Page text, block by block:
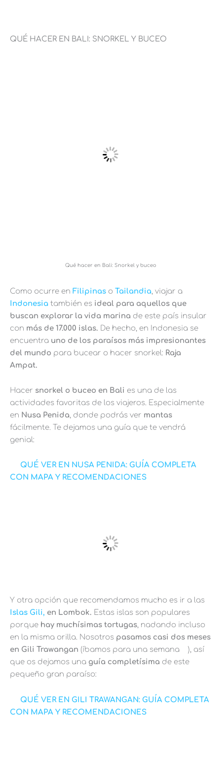
QUÉ HACER EN BALI: SNORKEL Y BUCEO
Qué hacer en Bali: Snorkel y buceo
Como ocurre en Filipinas o Tailandia, viajar a
Indonesia también es ideal para aquellos que
buscan explorar la vida marina de este país insular
con más de 17.000 islas. De hecho, en Indonesia se
encuentra uno de los paraísos más impresionantes
del mundo para bucear o hacer snorkel: Raja
Ampat.
Hacer snorkel o buceo en Bali es una de las
actividades favoritas de los viajeros. Especialmente
en Nusa Penida, donde podrás ver mantas
fácilmente. Te dejamos una guía que te vendrá
genial:
QUÉ VER EN NUSA PENIDA: GUÍA COMPLETA
CON MAPA Y RECOMENDACIONES
Y otra opción que recomendamos mucho es ir a las
Islas Gili, en Lombok. Estas islas son populares
porque hay muchísimas tortugas, nadando incluso
en la misma orilla. Nosotros pasamos casi dos meses
en Gili Trawangan (íbamos para una semana
), así
que os dejamos una guía completísima de este
pequeño gran paraíso:
QUÉ VER EN GILI TRAWANGAN: GUÍA COMPLETA
CON MAPA Y RECOMENDACIONES